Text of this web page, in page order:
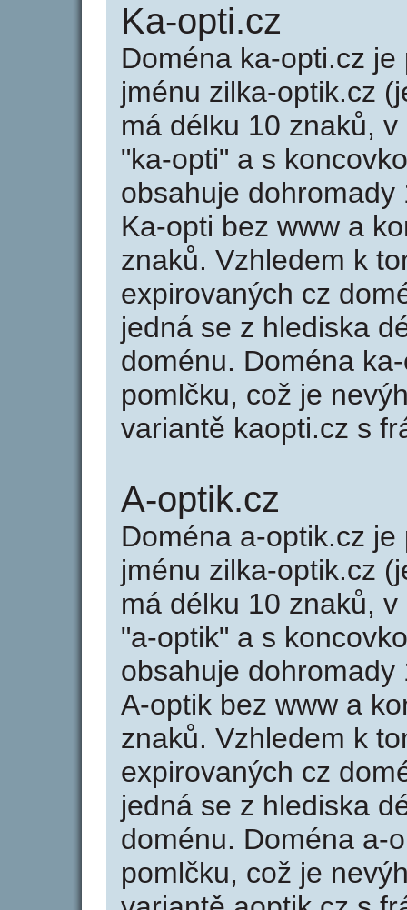
Ka-opti.cz
Doména ka-opti.cz
jménu zilka-optik.cz
má délku 10 znaků,
"ka-opti" a s
obsahuje
Ka-opti bez www a
znaků. Vzhledem k
expirovaných cz
jedná se z hlediska
doménu. Doména
pomlčku, což je
variantě kaopti.cz s
A-optik.cz
Doména a-optik.cz
jménu zilka-optik.cz
má délku 10 znaků,
"a-optik" a s
obsahuje
A-optik bez www a
znaků. Vzhledem k
expirovaných cz
jedná se z hlediska
doménu. Doména a-
pomlčku, což je